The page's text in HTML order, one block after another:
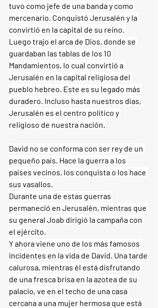
tuvo como jefe de una banda y como
mercenario. Conquistó Jerusalén y la
convirtió en la capital de su reino.
Luego trajo el arca de Dios, donde se
guardaban las tablas de los 10
Mandamientos, lo cual convirtió a
Jerusalén en la capital religiosa del
pueblo hebreo. Este es su legado más
duradero. Incluso hasta nuestros días,
Jerusalén es el centro político y
religioso de nuestra nación.
David no se conforma con ser rey de un
pequeño país. Hace la guerra a los
países vecinos, los conquista o los hace
sus vasallos.
Durante una de estas guerras
permaneció en Jerusalén, mientras que
su general Joab dirigió la campaña con
el ejército.
Y ahora viene uno de los más famosos
incidentes en la vida de David. Una tarde
calurosa, mientras él está disfrutando
de una fresca brisa en la azotea de su
palacio, ve en el techo de una casa
cercana a una mujer hermosa que está